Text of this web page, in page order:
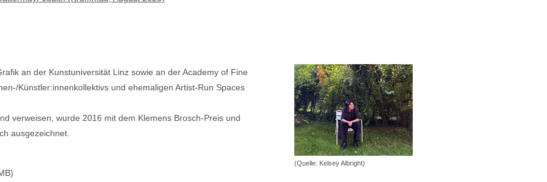
an der Kunstuniversität Linz sowie an der Academy of Fine
Künstler:innenkollektivs und ehemaligen Artist-Run Spaces
verweisen, wurde 2016 mit dem Klemens Brosch-Preis und
ausgezeichnet.
(Quelle: Kelsey Albright)